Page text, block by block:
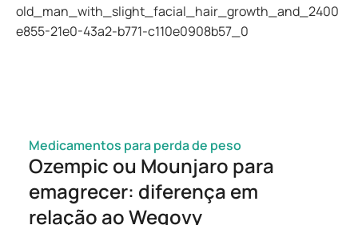
Medicamentos para perda de peso
Ozempic ou Mounjaro para
emagrecer: diferença em
relação ao Wegovy